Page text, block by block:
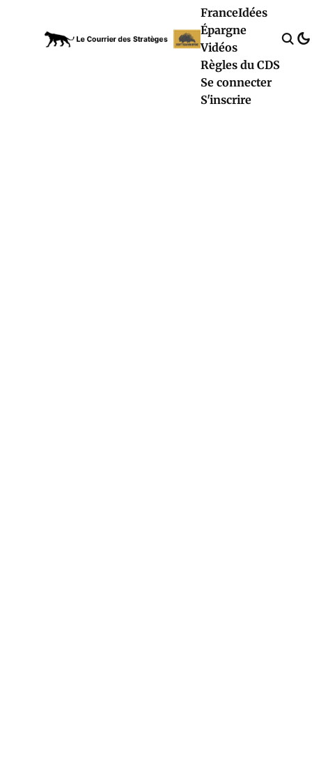
FranceIdées
Épargne
Vidéos
Règles du CDS
Se connecter
S'inscrire